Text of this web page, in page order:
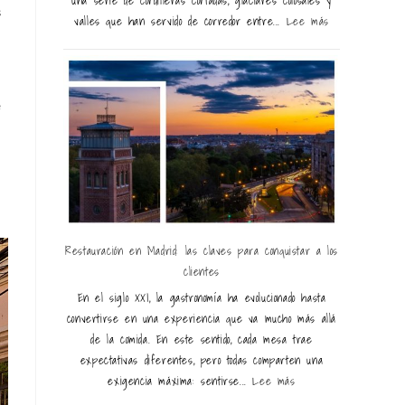
valles que han servido de corredor entre... Lee más
Restauración en Madrid: las claves para conquistar a los
clientes
En el siglo XXI, la gastronomía ha evolucionado hasta
convertirse en una experiencia que va mucho más allá
de la comida. En este sentido, cada mesa trae
expectativas diferentes, pero todas comparten una
exigencia máxima: sentirse...Lee más